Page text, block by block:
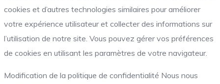
cookies et d’autres technologies similaires pour améliorer
votre expérience utilisateur et collecter des informations sur
l’utilisation de notre site. Vous pouvez gérer vos préférences
de cookies en utilisant les paramètres de votre navigateur.
Modification de la politique de confidentialité Nous nous